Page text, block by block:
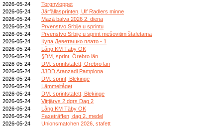
2026-05-24
Torgnyloppet
2026-05-24
Järfällasprinten, Ulf Radlers minne
2026-05-24
Mazā balva 2026 2. diena
2026-05-24
Prvenstvo Srbije u sprintu
2026-05-24
Prvenstvo Srbije u sprint mešovitim štafetama
2026-05-24
Купа Деветашко плато - 1
2026-05-24
Lång KM Täby OK
2026-05-24
§DM, sprint, Örebro län
2026-05-24
DM, sprintstafett, Örebro län
2026-05-24
JJDD Aranzadi Pamplona
2026-05-24
DM, sprint, Blekinge
2026-05-24
Lämmeltåget
2026-05-24
DM, sprintstafett, Blekinge
2026-05-24
Vittjärvs 2 dgrs Dag 2
2026-05-24
Lång KM Täby OK
2026-05-24
Faxeträffen, dag 2, medel
2026-05-24
Unionsmatchen 2026, stafett